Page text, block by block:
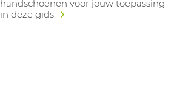
handschoenen voor jouw toepassing
in deze gids.